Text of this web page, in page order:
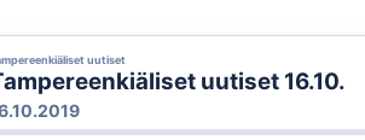
uutiset
uutiset 16.10.